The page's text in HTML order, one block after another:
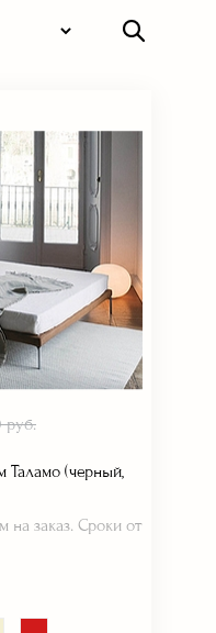
руб.
Таламо (черный,
на заказ. Сроки от